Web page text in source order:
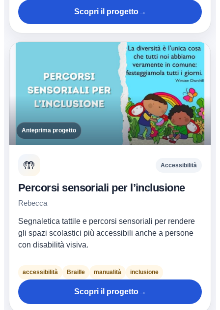
Scopri il progetto→
Anteprima progetto
🤲 Accessibilità
Percorsi sensoriali per l’inclusione
Rebecca
Segnaletica tattile e percorsi sensoriali per rendere
gli spazi scolastici più accessibili anche a persone
con disabilità visiva.
accessibilità Braille manualità inclusione
Scopri il progetto→